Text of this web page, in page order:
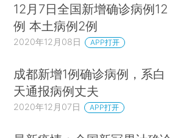
12月7日全国新增确诊病例12
例 本土病例2例
2020年12月08日 APP打开
成都新增1例确诊病例，系白
天通报病例丈夫
2020年12月07日 APP打开